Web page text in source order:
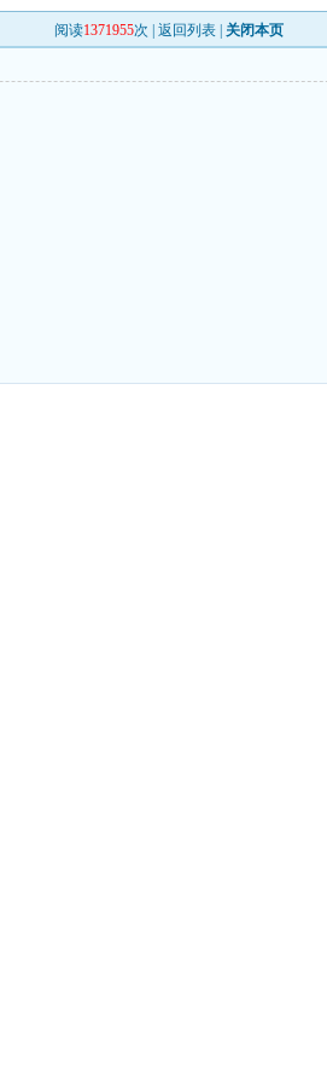
阅读1371955次 |返回列表 关闭本页